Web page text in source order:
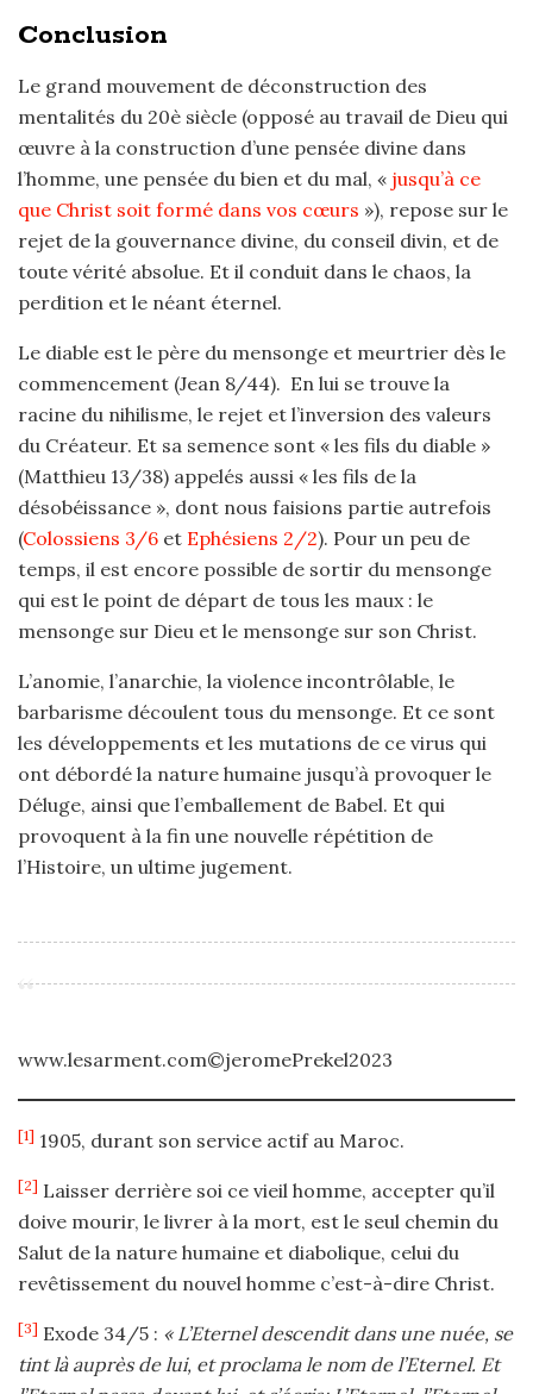
Conclusion
Le grand mouvement de déconstruction des
mentalités du 20è siècle (opposé au travail de Dieu qui
œuvre à la construction d’une pensée divine dans
l’homme, une pensée du bien et du mal, « jusqu’à ce
que Christ soit formé dans vos cœurs »), repose sur le
rejet de la gouvernance divine, du conseil divin, et de
toute vérité absolue. Et il conduit dans le chaos, la
perdition et le néant éternel.
Le diable est le père du mensonge et meurtrier dès le
commencement (Jean 8/44). En lui se trouve la
racine du nihilisme, le rejet et l’inversion des valeurs
du Créateur. Et sa semence sont « les fils du diable »
(Matthieu 13/38) appelés aussi « les fils de la
désobéissance », dont nous faisions partie autrefois
(Colossiens 3/6 et Ephésiens 2/2). Pour un peu de
temps, il est encore possible de sortir du mensonge
qui est le point de départ de tous les maux : le
mensonge sur Dieu et le mensonge sur son Christ.
L’anomie, l’anarchie, la violence incontrôlable, le
barbarisme découlent tous du mensonge. Et ce sont
les développements et les mutations de ce virus qui
ont débordé la nature humaine jusqu’à provoquer le
Déluge, ainsi que l’emballement de Babel. Et qui
provoquent à la fin une nouvelle répétition de
l’Histoire, un ultime jugement.
www.lesarment.com©jeromePrekel2023
[1] 1905, durant son service actif au Maroc.
[2] Laisser derrière soi ce vieil homme, accepter qu’il
doive mourir, le livrer à la mort, est le seul chemin du
Salut de la nature humaine et diabolique, celui du
revêtissement du nouvel homme c’est-à-dire Christ.
[3] Exode 34/5 : « L’Eternel descendit dans une nuée, se
tint là auprès de lui, et proclama le nom de l’Eternel. Et